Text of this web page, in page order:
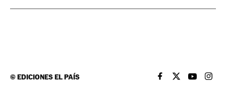
©EDICIONES EL PAÍS EL PAÍS BRASIL EN
EL PAÍSEL PAÍS
EL